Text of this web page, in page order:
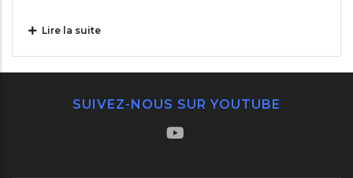
Lire la suite
SUIVEZ-NOUS SUR YOUTUBE